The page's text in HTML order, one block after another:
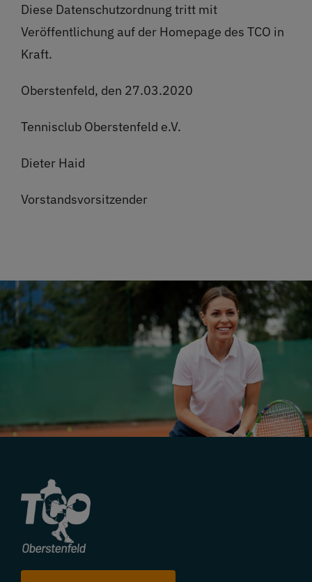
Diese Datenschutzordnung tritt mit
Veröffentlichung auf der Homepage des TCO in
Kraft.
Oberstenfeld, den 27.03.2020
Tennisclub Oberstenfeld e.V.
Dieter Haid
Vorstandsvorsitzender